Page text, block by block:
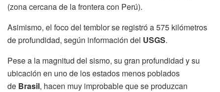
(zona cercana de la frontera con Perú).
Asimismo, el foco del temblor se registró a 575 kilómetros
de profundidad, según información del USGS.
Pese a la magnitud del sismo, su gran profundidad y su
ubicación en uno de los estados menos poblados
de Brasil, hacen muy improbable que se produzcan